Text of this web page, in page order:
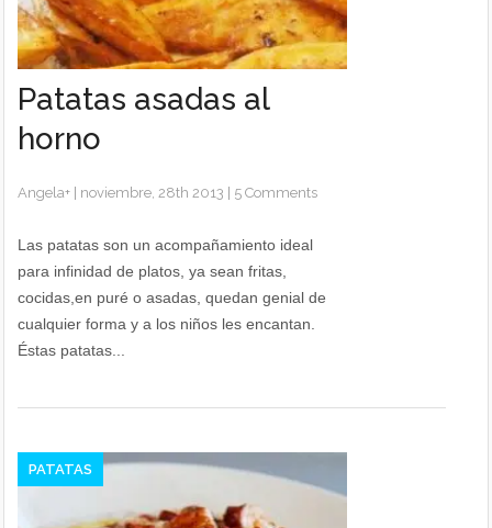
Patatas asadas al
horno
Angela+ noviembre, 28th 2013 5 Comments
Las patatas son un acompañamiento ideal
para infinidad de platos, ya sean fritas,
cocidas,en puré o asadas, quedan genial de
cualquier forma y a los niños les encantan.
Éstas patatas...
PATATAS